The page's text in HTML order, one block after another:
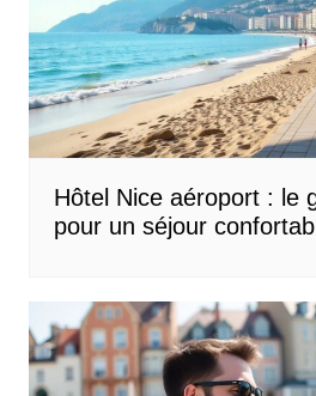
Hôtel Nice aéroport : le
pour un séjour